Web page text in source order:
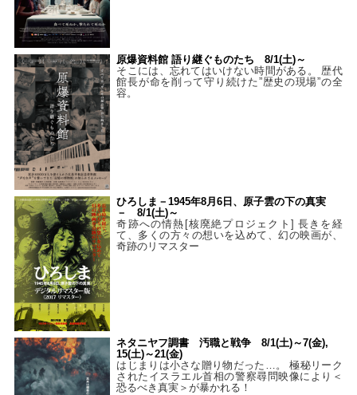
原爆資料館 語り継ぐものたち 8/1(土)～
そこには、忘れてはいけない時間がある。 歴代
館長が命を削って守り続けた”歴史の現場”の全
容。
ひろしま－1945年8月6日、原子雲の下の真実
－ 8/1(土)～
奇跡への情熱[核廃絶プロジェクト] 長きを経
て、多くの方々の想いを込めて、幻の映画が、
奇跡のリマスター
ネタニヤフ調書 汚職と戦争 8/1(土)～7(金),
15(土)～21(金)
はじまりは小さな贈り物だった…。 極秘リーク
されたイスラエル首相の警察尋問映像により＜
恐るべき真実＞が暴かれる！